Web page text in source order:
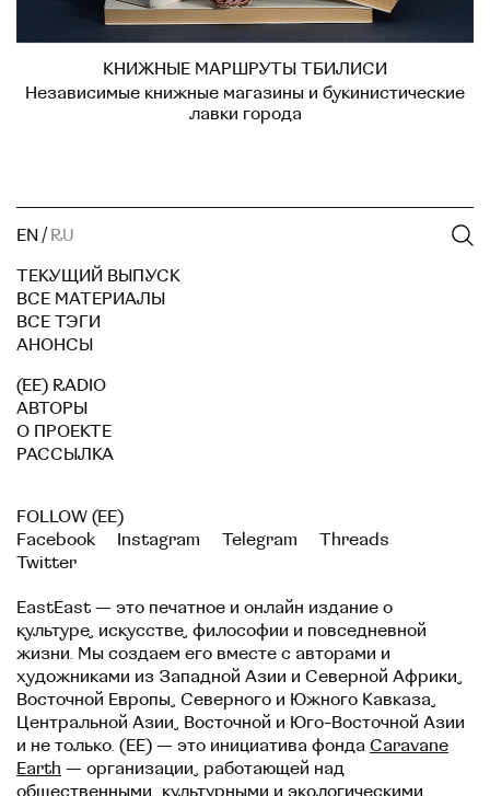
КНИЖНЫЕ МАРШРУТЫ ТБИЛИСИ
Независимые книжные магазины и букинистические
лавки города
EN / RU
ТЕКУЩИЙ ВЫПУСК
ВСЕ МАТЕРИАЛЫ
ВСЕ ТЭГИ
АНОНСЫ
(EE) RADIO
АВТОРЫ
О ПРОЕКТЕ
РАССЫЛКА
FOLLOW (EE)
Facebook
Instagram Telegram
Threads
Twitter
EastEast — это печатное и онлайн издание о
культуре, искусстве, философии и повседневной
жизни. Мы создаем его вместе с авторами и
художниками из Западной Азии и Северной Африки,
Восточной Европы, Северного и Южного Кавказа,
Центральной Азии, Восточной и Юго-Восточной Азии
и не только. (EE) — это инициатива фонда Caravane
Earth — организации, работающей над
общественными, культурными и экологическими